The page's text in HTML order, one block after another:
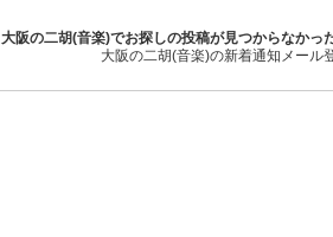
大阪の二胡(音楽)でお探しの投稿が見つからなかっ
大阪の二胡(音楽)の新着通知メール